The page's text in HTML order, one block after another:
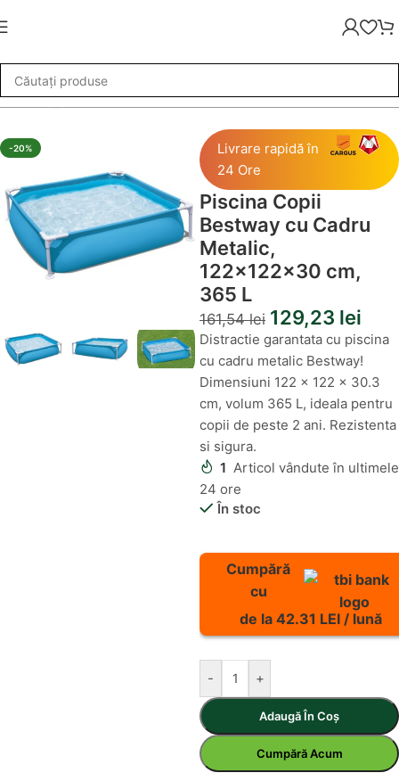
Copii Bestway cu Cadru Metalic, 122x122x30 cm, 365 L
-20%
Livrare rapidă în
24 Ore
Piscina Copii
Bestway cu Cadru
Metalic,
122x122x30 cm,
365 L
161,54lei 129,23 lei
Distractie garantata cu piscina
cu cadru metalic Bestway!
Dimensiuni 122 x 122 x 30.3
cm, volum 365 L, ideala pentru
copii de peste 2 ani. Rezistenta
si sigura.
1 Articol vândute în ultimele
24 ore
În stoc
Cumpără
cu
de la 42.31 LEI / lună
- +
Adaugă În Coș
Cumpără Acum